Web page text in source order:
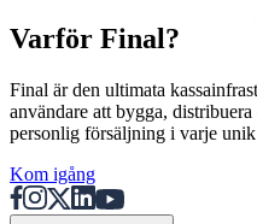
Varför Final?
Final är den ultimata
användare att bygga,
personlig försäljning i varje
Kom igång